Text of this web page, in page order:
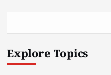
Explore Topics